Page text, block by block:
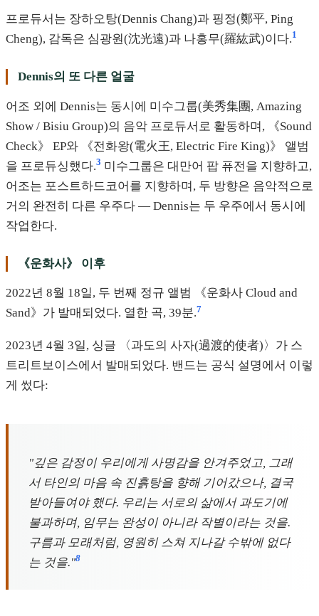
프로듀서는 장하오탕(Dennis Chang)과 핑정(鄭平, Ping
Cheng), 감독은 심광원(沈光遠)과 나홍무(羅紘武)이다.1
Dennis의 또 다른 얼굴
어조 외에 Dennis는 동시에 미수그룹(美秀集團, Amazing
Show / Bisiu Group)의 음악 프로듀서로 활동하며, 《Sound
Check》 EP와 《전화왕(電火王, Electric Fire King)》 앨범
을 프로듀싱했다.3 미수그룹은 대만어 팝 퓨전을 지향하고,
어조는 포스트하드코어를 지향하며, 두 방향은 음악적으로
거의 완전히 다른 우주다 — Dennis는 두 우주에서 동시에
작업한다.
《운화사》 이후
2022년 8월 18일, 두 번째 정규 앨범 《운화사 Cloud and
Sand》가 발매되었다. 열한 곡, 39분.7
2023년 4월 3일, 싱글 〈과도의 사자(過渡的使者)〉가 스
트리트보이스에서 발매되었다. 밴드는 공식 설명에서 이렇
게 썼다:
"깊은 감정이 우리에게 사명감을 안겨주었고, 그래
서 타인의 마음 속 진흙탕을 향해 기어갔으나, 결국
받아들여야 했다. 우리는 서로의 삶에서 과도기에
불과하며, 임무는 완성이 아니라 작별이라는 것을.
구름과 모래처럼, 영원히 스쳐 지나갈 수밖에 없다
는 것을."8